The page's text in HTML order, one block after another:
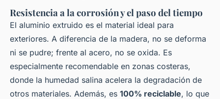
Resistencia a la corrosión y el paso del tiempo
El aluminio extruido es el material ideal para
exteriores. A diferencia de la madera, no se deforma
ni se pudre; frente al acero, no se oxida. Es
especialmente recomendable en zonas costeras,
donde la humedad salina acelera la degradación de
otros materiales. Además, es 100% reciclable, lo que